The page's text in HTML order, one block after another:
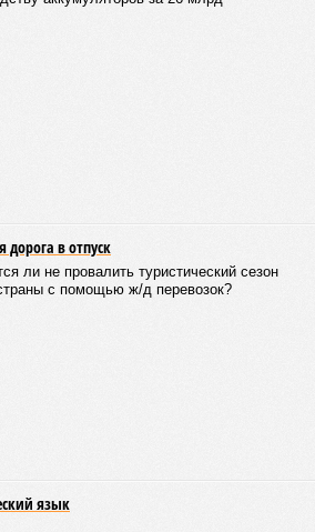
дорога в отпуск
ли не провалить туристический сезон
с помощью ж/д перевозок?
язык